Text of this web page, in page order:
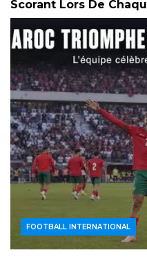
Scorant Lors De
ACTUALITÉS FOOTBALL
FOOTBALL INTERNATIONAL